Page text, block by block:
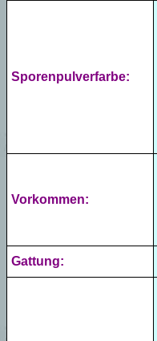
Sporenpulverfarbe:
Vorkommen:
Gattung: